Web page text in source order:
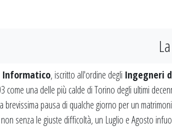
Informatico, iscritto all'ordine degli Ingegneri
come una delle più calde di Torino degli ultimi
brevissima pausa di qualche giorno per un
senza le giuste difficoltà, un Luglio e Agosto